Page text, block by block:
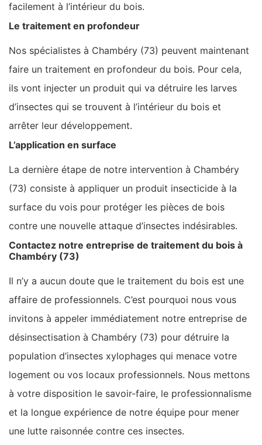
facilement à l’intérieur du bois.
Le traitement en profondeur
Nos spécialistes à Chambéry (73) peuvent maintenant
faire un traitement en profondeur du bois. Pour cela,
ils vont injecter un produit qui va détruire les larves
d’insectes qui se trouvent à l’intérieur du bois et
arrêter leur développement.
L’application en surface
La dernière étape de notre intervention à Chambéry
(73) consiste à appliquer un produit insecticide à la
surface du vois pour protéger les pièces de bois
contre une nouvelle attaque d’insectes indésirables.
Contactez notre entreprise de traitement du bois à
Chambéry (73)
Il n’y a aucun doute que le traitement du bois est une
affaire de professionnels. C’est pourquoi nous vous
invitons à appeler immédiatement notre entreprise de
désinsectisation à Chambéry (73) pour détruire la
population d’insectes xylophages qui menace votre
logement ou vos locaux professionnels. Nous mettons
à votre disposition le savoir-faire, le professionnalisme
et la longue expérience de notre équipe pour mener
une lutte raisonnée contre ces insectes.